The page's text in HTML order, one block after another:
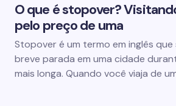
O que é stopover?
pelo preço de uma
Stopover é um termo em inglês que
breve parada em uma cidade
mais longa. Quando você viaja de